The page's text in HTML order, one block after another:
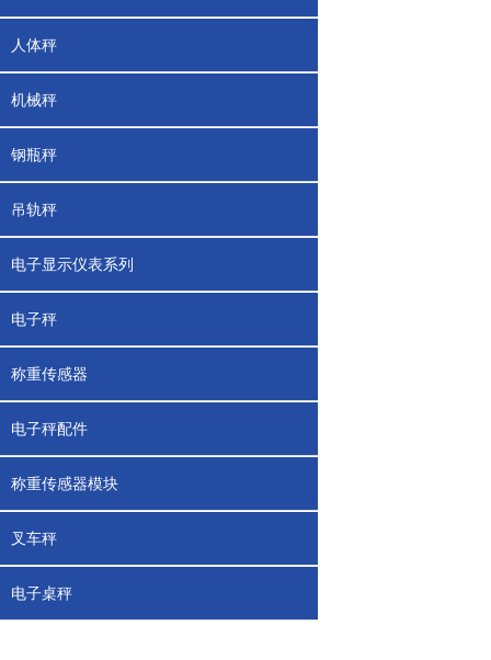
人体秤
机械秤
钢瓶秤
吊轨秤
电子显示仪表系列
电子秤
称重传感器
电子秤配件
称重传感器模块
叉车秤
电子桌秤